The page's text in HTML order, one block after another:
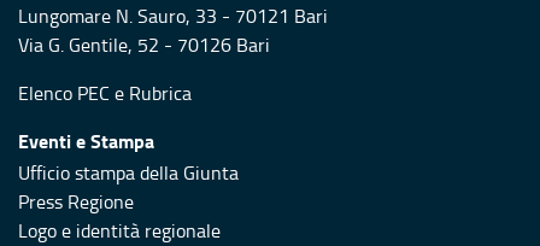
Lungomare N. Sauro, 33 - 70121 Bari
Via G. Gentile, 52 - 70126 Bari
Elenco PEC e Rubrica
Eventi e Stampa
Ufficio stampa della Giunta
Press Regione
Logo e identità regionale